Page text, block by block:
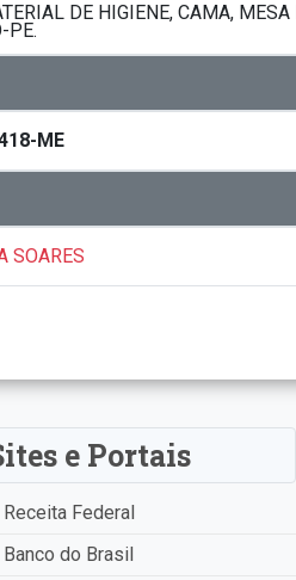
DE HIGIENE, CAMA,
PE.
ME
SOARES
e Portais
Receita Federal
Banco do Brasil